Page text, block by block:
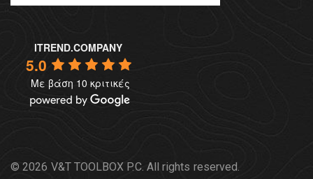
ITREND.COMPANY
5.0
Με βάση 10 κριτικές
© 2026 V&T TOOLBOX P.C. All rights reserved.